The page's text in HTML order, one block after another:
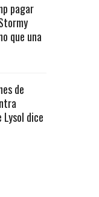
pagar
que una
de
dice